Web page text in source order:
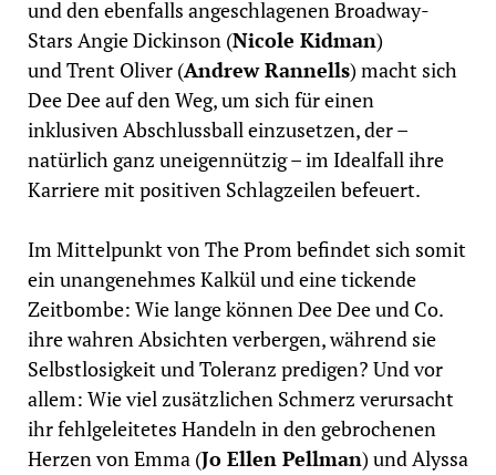
und den ebenfalls angeschlagenen Broadway-
Stars Angie Dickinson (Nicole Kidman)
und Trent Oliver (Andrew Rannells) macht sich
Dee Dee auf den Weg, um sich für einen
inklusiven Abschlussball einzusetzen, der –
natürlich ganz uneigennützig – im Idealfall ihre
Karriere mit positiven Schlagzeilen befeuert.
Im Mittelpunkt von The Prom befindet sich somit
ein unangenehmes Kalkül und eine tickende
Zeitbombe: Wie lange können Dee Dee und Co.
ihre wahren Absichten verbergen, während sie
Selbstlosigkeit und Toleranz predigen? Und vor
allem: Wie viel zusätzlichen Schmerz verursacht
ihr fehlgeleitetes Handeln in den gebrochenen
Herzen von Emma (Jo Ellen Pellman) und Alyssa